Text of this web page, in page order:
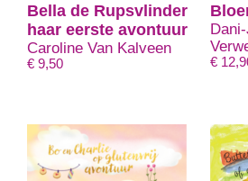
Bella de Rupsvlinder
haar eerste avontuur
Caroline Van Kalveen
€ 9,50 €